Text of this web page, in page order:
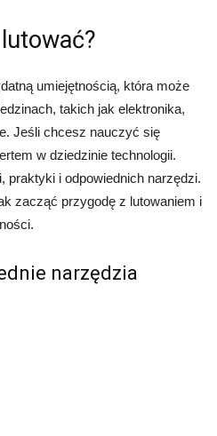
umiejętnością, która może
takich jak elektronika,
Jeśli chcesz nauczyć się
w dziedzinie technologii.
praktyki i odpowiednich narzędzi.
zacząć przygodę z lutowaniem i
narzędzia